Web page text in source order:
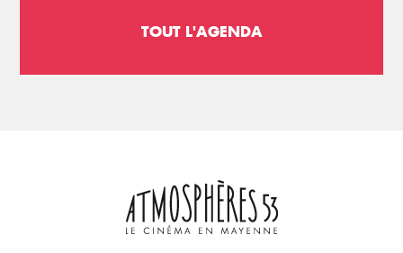
TOUT L'AGENDA